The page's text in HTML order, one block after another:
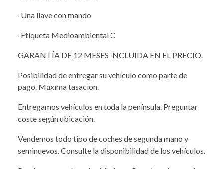
-Una llave con mando
-Etiqueta Medioambiental C
GARANTÍA DE 12 MESES INCLUIDA EN EL PRECIO.
Posibilidad de entregar su vehículo como parte de
pago. Máxima tasación.
Entregamos vehículos en toda la península. Preguntar
coste según ubicación.
Vendemos todo tipo de coches de segunda mano y
seminuevos. Consulte la disponibilidad de los vehículos.